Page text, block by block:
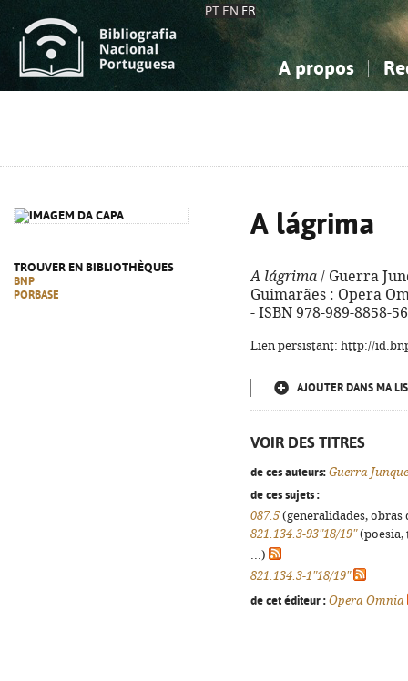
PT EN FR
A propos
TROUVER EN BIBLIOTHÈQUES
BNP
PORBASE
A lágrima
A lágrima / Guerra
Guimarães : Opera
- ISBN 978-989-8858-
Lien persistant: http://
AJOUTER DANS MA
VOIR DES TITRES
de ces auteurs: Guerra
de ces sujets :
087.5 (generalidades,
821.134.3-93"18/19"(poesia,
...)
821.134.3-1"18/19"
de cet éditeur : Opera Omnia